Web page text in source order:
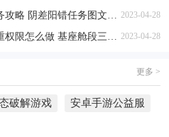
2023-04-28
2023-04-28
更多 >
破解游戏
安卓手游公益服